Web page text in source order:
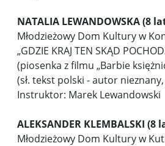
NATALIA LEWANDOWSKA (8
Młodzieżowy Dom Kultury w
„GDZIE KRAJ TEN SKĄD
(piosenka z filmu „Barbie
(sł. tekst polski - autor
Instruktor: Marek Lewandowski
ALEKSANDER KLEMBALSKI (8
Młodzieżowy Dom Kultury w